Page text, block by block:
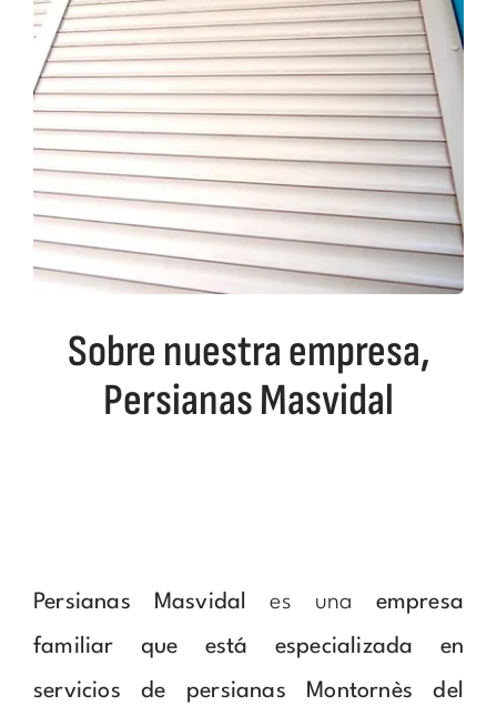
Sobre nuestra empresa,
Persianas Masvidal
Persianas Masvidal es una empresa
familiar que está especializada en
servicios de persianas Montornès del